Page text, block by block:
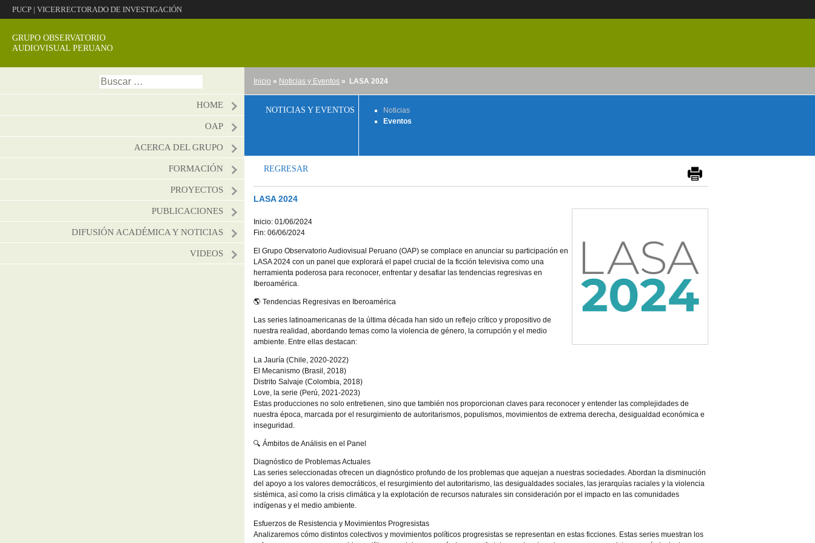
PUCP | VICERRECTORADO DE INVESTIGACIÓN
GRUPO OBSERVATORIO
AUDIOVISUAL PERUANO
Buscar:
HOME
OAP
ACERCA DEL GRUPO
FORMACIÓN
PROYECTOS
PUBLICACIONES
DIFUSIÓN ACADÉMICA Y NOTICIAS
VIDEOS
Inicio » Noticias y Eventos » LASA 2024
NOTICIAS Y EVENTOS
Noticias
Eventos
REGRESAR
LASA 2024
Inicio: 01/06/2024
Fin: 06/06/2024
El Grupo Observatorio Audiovisual Peruano (OAP) se complace en anunciar su participación en
LASA 2024 con un panel que explorará el papel crucial de la ficción televisiva como una
herramienta poderosa para reconocer, enfrentar y desafiar las tendencias regresivas en
Iberoamérica.
🌎 Tendencias Regresivas en Iberoamérica
Las series latinoamericanas de la última década han sido un reflejo crítico y propositivo de
nuestra realidad, abordando temas como la violencia de género, la corrupción y el medio
ambiente. Entre ellas destacan:
La Jauría (Chile, 2020-2022)
El Mecanismo (Brasil, 2018)
Distrito Salvaje (Colombia, 2018)
Love, la serie (Perú, 2021-2023)
Estas producciones no solo entretienen, sino que también nos proporcionan claves para reconocer y entender las complejidades de
nuestra época, marcada por el resurgimiento de autoritarismos, populismos, movimientos de extrema derecha, desigualdad económica e
inseguridad.
🔍 Ámbitos de Análisis en el Panel
Diagnóstico de Problemas Actuales
Las series seleccionadas ofrecen un diagnóstico profundo de los problemas que aquejan a nuestras sociedades. Abordan la disminución
del apoyo a los valores democráticos, el resurgimiento del autoritarismo, las desigualdades sociales, las jerarquías raciales y la violencia
sistémica, así como la crisis climática y la explotación de recursos naturales sin consideración por el impacto en las comunidades
indígenas y el medio ambiente.
Esfuerzos de Resistencia y Movimientos Progresistas
Analizaremos cómo distintos colectivos y movimientos políticos progresistas se representan en estas ficciones. Estas series muestran los